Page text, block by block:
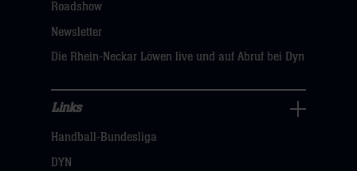
hier
Roadshow
Newsletter
Die Rhein-Neckar Löwen live und auf Abruf bei Dyn
Navigation
öffnen,
Links
Handball-Bundesliga
DYN